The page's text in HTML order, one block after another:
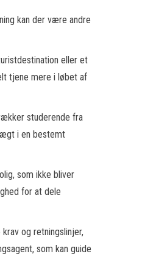
kan der være andre
eller et
tjene mere i løbet af
studerende fra
i en bestemt
som ikke bliver
for at dele
og retningslinjer,
som kan guide